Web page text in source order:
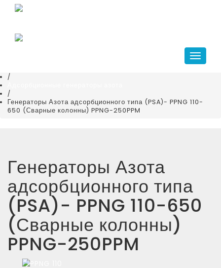
Каталог
/
/
Генераторы Азота адсорбционного типа (PSA)- PPNG 110-
650 (Сварные колонны) PPNG-250PPM
Генераторы Азота
адсорбционного типа
(PSA)- PPNG 110-650
(Сварные колонны)
PPNG-250PPM